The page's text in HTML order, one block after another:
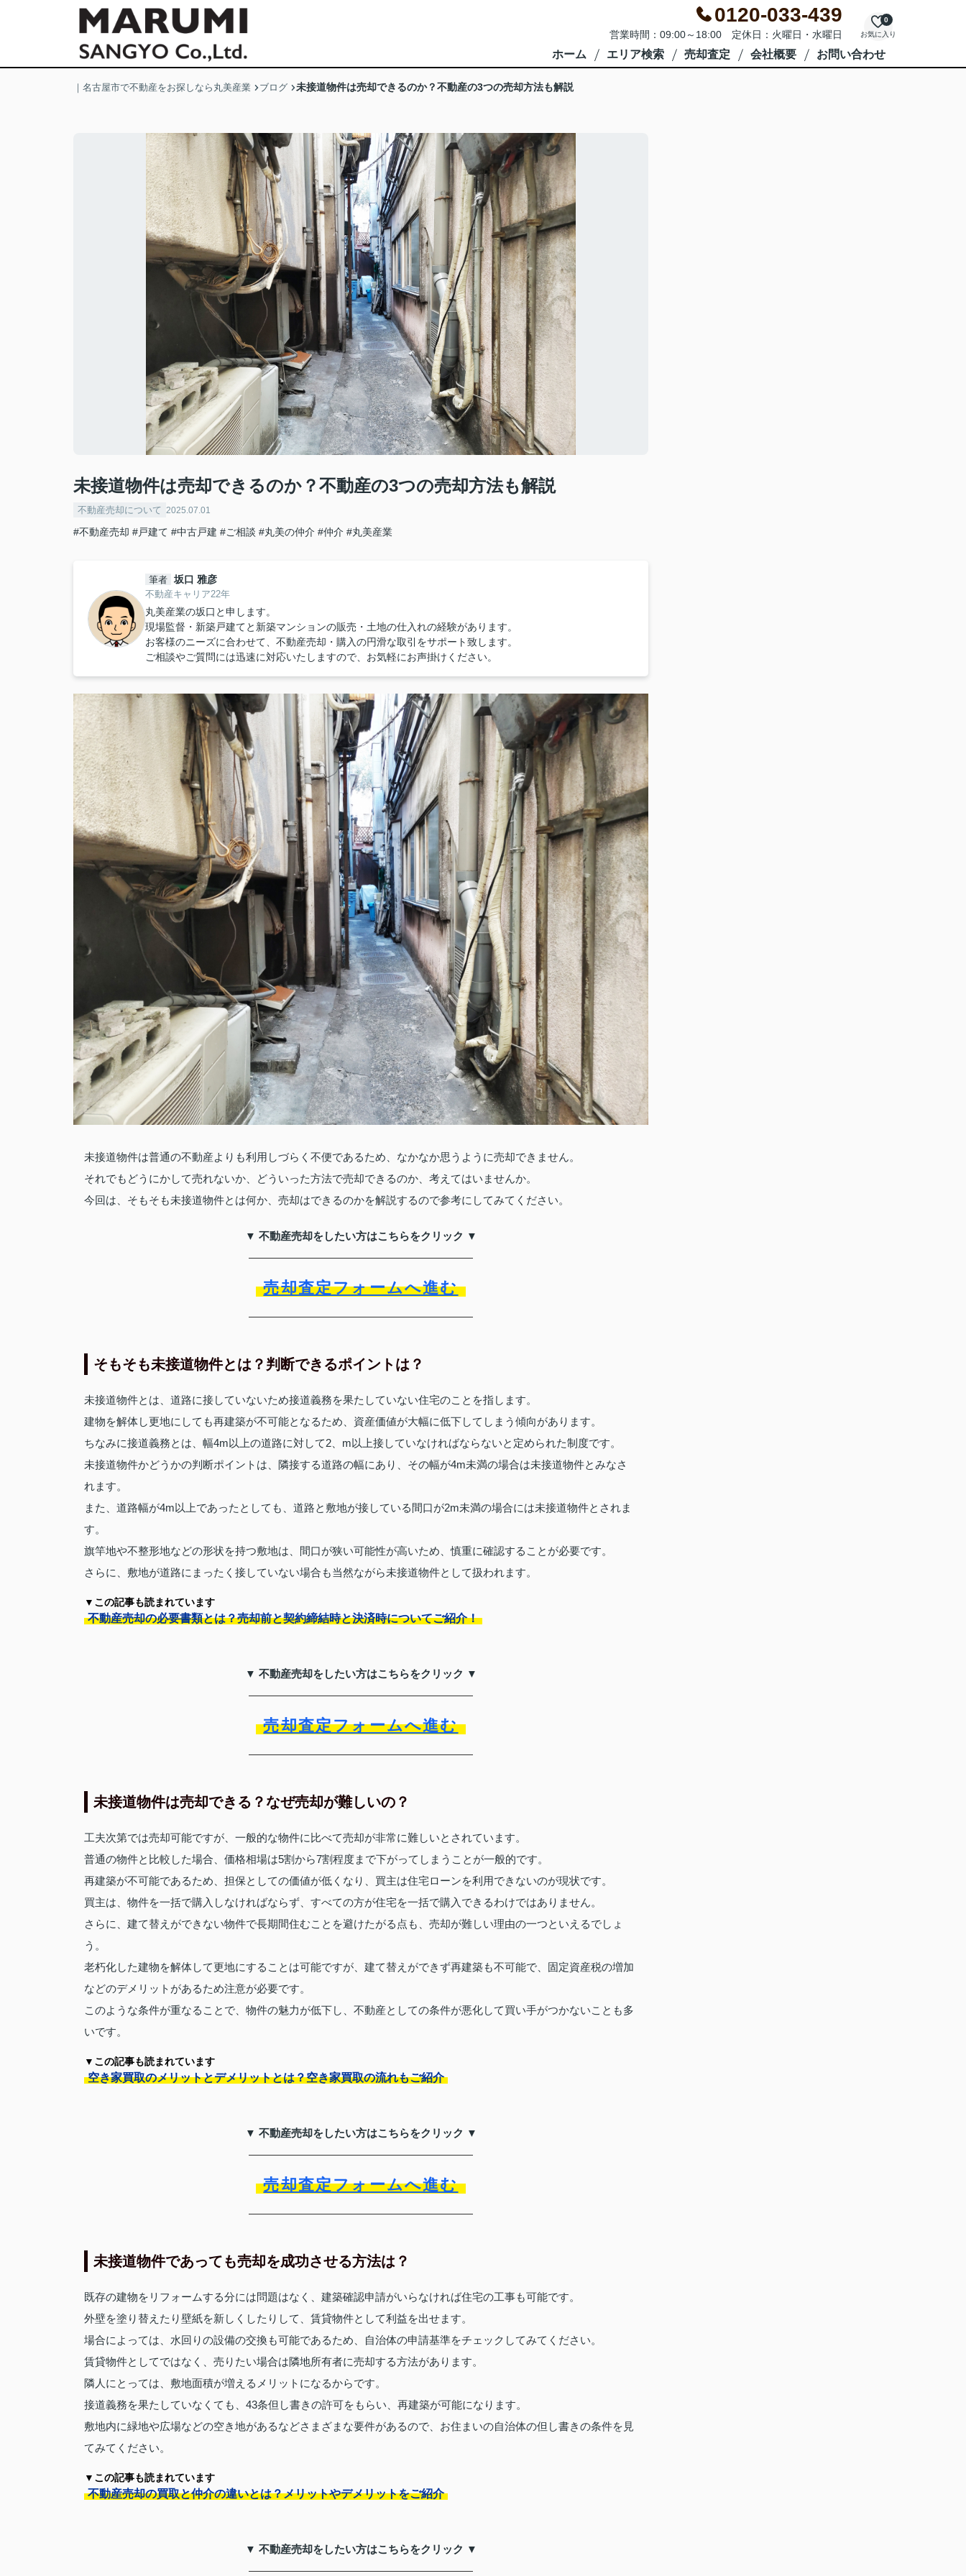
0120-033-439
営業時間：09:00～18:00 定休日：火曜日・水曜日 お気に入り
0
ホーム エリア検索 売却査定 会社概要 お問い合わせ
｜名古屋市で不動産をお探しなら丸美産業 ブログ 未接道物件は売却できるのか？不動産の3つの売却方法も解説
未接道物件は売却できるのか？不動産の3つの売却方法も解説
不動産売却について 2025.07.01
#不動産売却 #戸建て #中古戸建 #ご相談 #丸美の仲介 #仲介 #丸美産業
筆者 坂口 雅彦
不動産キャリア22年
丸美産業の坂口と申します。
現場監督・新築戸建てと新築マンションの販売・土地の仕入れの経験があります。
お客様のニーズに合わせて、不動産売却・購入の円滑な取引をサポート致します。
ご相談やご質問には迅速に対応いたしますので、お気軽にお声掛けください。
未接道物件は普通の不動産よりも利用しづらく不便であるため、なかなか思うように売却できません。
それでもどうにかして売れないか、どういった方法で売却できるのか、考えてはいませんか。
今回は、そもそも未接道物件とは何か、売却はできるのかを解説するので参考にしてみてください。
▼ 不動産売却をしたい方はこちらをクリック ▼
売却査定フォームへ進む
そもそも未接道物件とは？判断できるポイントは？
未接道物件とは、道路に接していないため接道義務を果たしていない住宅のことを指します。
建物を解体し更地にしても再建築が不可能となるため、資産価値が大幅に低下してしまう傾向があります。
ちなみに接道義務とは、幅4m以上の道路に対して2、m以上接していなければならないと定められた制度です。
未接道物件かどうかの判断ポイントは、隣接する道路の幅にあり、その幅が4m未満の場合は未接道物件とみなさ
れます。
また、道路幅が4m以上であったとしても、道路と敷地が接している間口が2m未満の場合には未接道物件とされま
す。
旗竿地や不整形地などの形状を持つ敷地は、間口が狭い可能性が高いため、慎重に確認することが必要です。
さらに、敷地が道路にまったく接していない場合も当然ながら未接道物件として扱われます。
▼この記事も読まれています
不動産売却の必要書類とは？売却前と契約締結時と決済時についてご紹介！
▼ 不動産売却をしたい方はこちらをクリック ▼
売却査定フォームへ進む
未接道物件は売却できる？なぜ売却が難しいの？
工夫次第では売却可能ですが、一般的な物件に比べて売却が非常に難しいとされています。
普通の物件と比較した場合、価格相場は5割から7割程度まで下がってしまうことが一般的です。
再建築が不可能であるため、担保としての価値が低くなり、買主は住宅ローンを利用できないのが現状です。
買主は、物件を一括で購入しなければならず、すべての方が住宅を一括で購入できるわけではありません。
さらに、建て替えができない物件で長期間住むことを避けたがる点も、売却が難しい理由の一つといえるでしょ
う。
老朽化した建物を解体して更地にすることは可能ですが、建て替えができず再建築も不可能で、固定資産税の増加
などのデメリットがあるため注意が必要です。
このような条件が重なることで、物件の魅力が低下し、不動産としての条件が悪化して買い手がつかないことも多
いです。
▼この記事も読まれています
空き家買取のメリットとデメリットとは？空き家買取の流れもご紹介
▼ 不動産売却をしたい方はこちらをクリック ▼
売却査定フォームへ進む
未接道物件であっても売却を成功させる方法は？
既存の建物をリフォームする分には問題はなく、建築確認申請がいらなければ住宅の工事も可能です。
外壁を塗り替えたり壁紙を新しくしたりして、賃貸物件として利益を出せます。
場合によっては、水回りの設備の交換も可能であるため、自治体の申請基準をチェックしてみてください。
賃貸物件としてではなく、売りたい場合は隣地所有者に売却する方法があります。
隣人にとっては、敷地面積が増えるメリットになるからです。
接道義務を果たしていなくても、43条但し書きの許可をもらい、再建築が可能になります。
敷地内に緑地や広場などの空き地があるなどさまざまな要件があるので、お住まいの自治体の但し書きの条件を見
てみてください。
▼この記事も読まれています
不動産売却の買取と仲介の違いとは？メリットやデメリットをご紹介
▼ 不動産売却をしたい方はこちらをクリック ▼